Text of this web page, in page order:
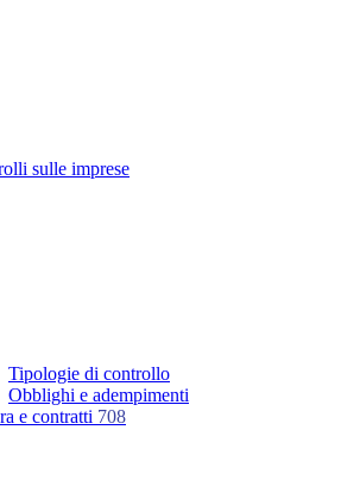
sulle imprese
Tipologie di controllo
Obblighi e adempimenti
e contratti 708